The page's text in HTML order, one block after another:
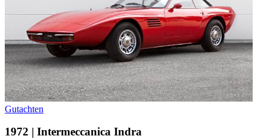
Gutachten
1972 | Intermeccanica Indra